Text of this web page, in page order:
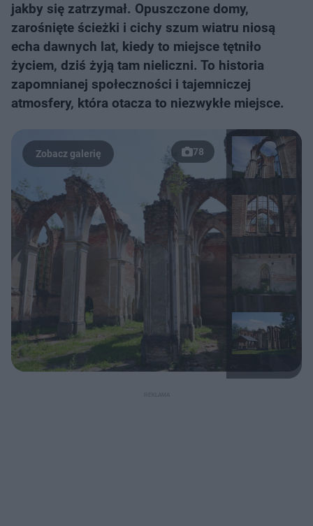
jakby się zatrzymał. Opuszczone domy,
zarośnięte ścieżki i cichy szum wiatru niosą
echa dawnych lat, kiedy to miejsce tętniło
życiem, dziś żyją tam nieliczni. To historia
zapomnianej społeczności i tajemniczej
atmosfery, która otacza to niezwykłe miejsce.
78